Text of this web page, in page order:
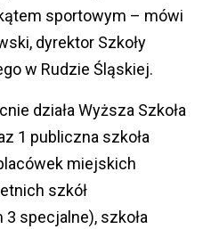
sportowym – mówi
dyrektor Szkoły
w Rudzie Śląskiej.
działa Wyższa Szkoła
1 publiczna szkoła
miejskich
szkół
specjalne), szkoła